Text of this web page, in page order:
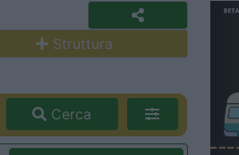
Struttura
Cerca